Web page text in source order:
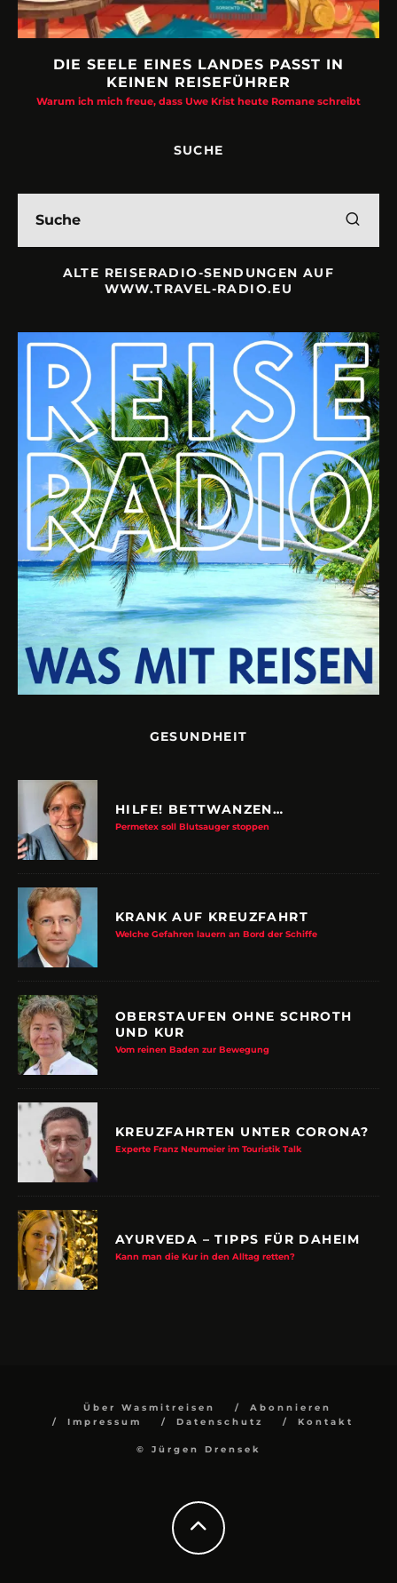
DIE SEELE EINES LANDES PASST IN
KEINEN REISEFÜHRER
Warum ich mich freue, dass Uwe Krist heute Romane schreibt
SUCHE
ALTE REISERADIO-SENDUNGEN AUF
WWW.TRAVEL-RADIO.EU
GESUNDHEIT
HILFE! BETTWANZEN…
Permetex soll Blutsauger stoppen
KRANK AUF KREUZFAHRT
Welche Gefahren lauern an Bord der Schiffe
OBERSTAUFEN OHNE SCHROTH
UND KUR
Vom reinen Baden zur Bewegung
KREUZFAHRTEN UNTER CORONA?
Experte Franz Neumeier im Touristik Talk
AYURVEDA – TIPPS FÜR DAHEIM
Kann man die Kur in den Alltag retten?
Über Wasmitreisen
Abonnieren
Impressum
Datenschutz Kontakt
© Jürgen Drensek